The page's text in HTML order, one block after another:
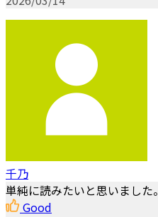
千乃
単純に読みたいと思いました。
Good